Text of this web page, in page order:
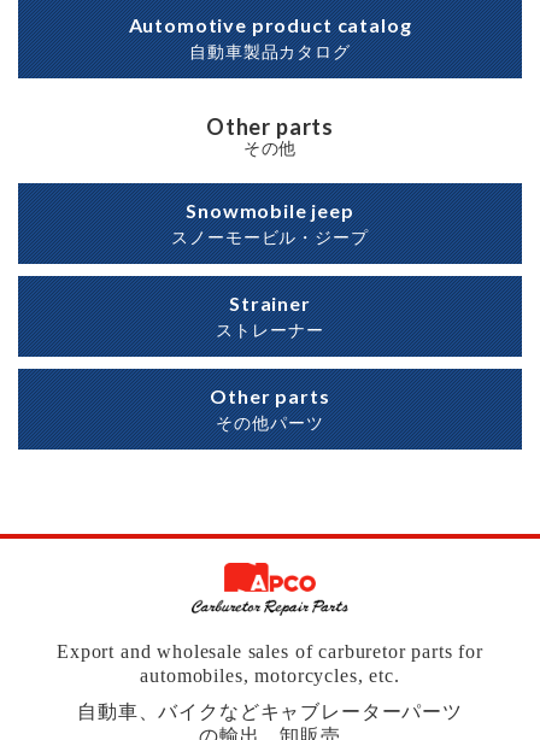
Automotive product catalog
自動車製品カタログ
Other parts
その他
Snowmobile jeep
スノーモービル・ジープ
Strainer
ストレーナー
Other parts
その他パーツ
Export and wholesale sales of carburetor parts for
automobiles, motorcycles, etc.
自動車、バイクなどキャブレーターパーツ
の輸出、卸販売